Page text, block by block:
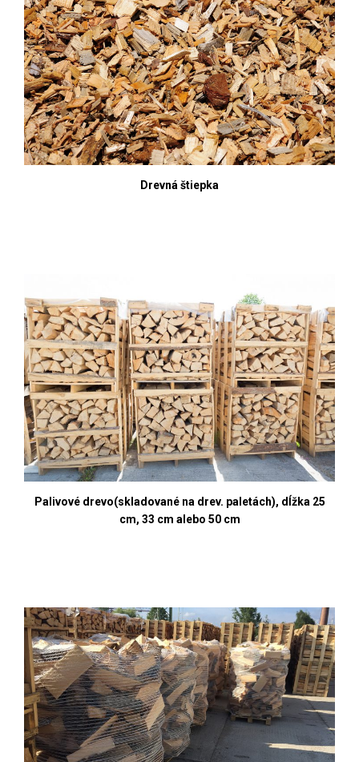
Drevná štiepka
Palivové drevo(skladované na drev. paletách), dĺžka 25
cm, 33 cm alebo 50 cm